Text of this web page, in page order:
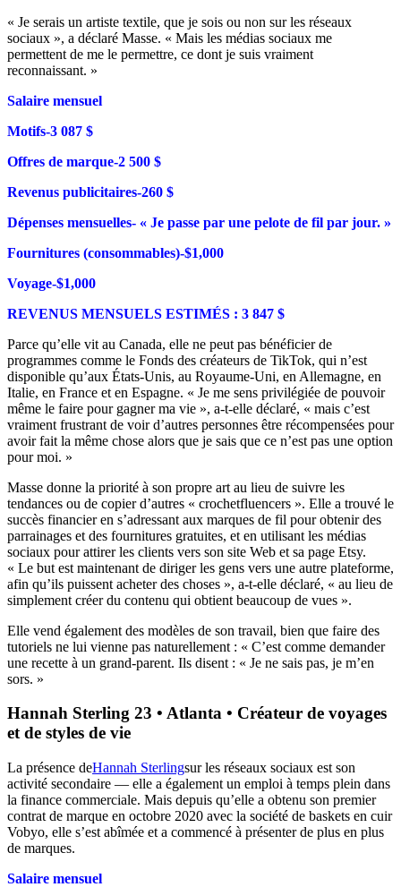
« Je serais un artiste textile, que je sois ou non sur les réseaux
sociaux », a déclaré Masse. « Mais les médias sociaux me
permettent de me le permettre, ce dont je suis vraiment
reconnaissant. »
Salaire mensuel
Motifs-3 087 $
Offres de marque-2 500 $
Revenus publicitaires-260 $
Dépenses mensuelles- « Je passe par une pelote de fil par jour. »
Fournitures (consommables)-$1,000
Voyage-$1,000
REVENUS MENSUELS ESTIMÉS : 3 847 $
Parce qu’elle vit au Canada, elle ne peut pas bénéficier de
programmes comme le Fonds des créateurs de TikTok, qui n’est
disponible qu’aux États-Unis, au Royaume-Uni, en Allemagne, en
Italie, en France et en Espagne. « Je me sens privilégiée de pouvoir
même le faire pour gagner ma vie », a-t-elle déclaré, « mais c’est
vraiment frustrant de voir d’autres personnes être récompensées pour
avoir fait la même chose alors que je sais que ce n’est pas une option
pour moi. »
Masse donne la priorité à son propre art au lieu de suivre les
tendances ou de copier d’autres « crochetfluencers ». Elle a trouvé le
succès financier en s’adressant aux marques de fil pour obtenir des
parrainages et des fournitures gratuites, et en utilisant les médias
sociaux pour attirer les clients vers son site Web et sa page Etsy.
« Le but est maintenant de diriger les gens vers une autre plateforme,
afin qu’ils puissent acheter des choses », a-t-elle déclaré, « au lieu de
simplement créer du contenu qui obtient beaucoup de vues ».
Elle vend également des modèles de son travail, bien que faire des
tutoriels ne lui vienne pas naturellement : « C’est comme demander
une recette à un grand-parent. Ils disent : « Je ne sais pas, je m’en
sors. »
Hannah Sterling 23 • Atlanta • Créateur de voyages
et de styles de vie
La présence deHannah Sterlingsur les réseaux sociaux est son
activité secondaire — elle a également un emploi à temps plein dans
la finance commerciale. Mais depuis qu’elle a obtenu son premier
contrat de marque en octobre 2020 avec la société de baskets en cuir
Vobyo, elle s’est abîmée et a commencé à présenter de plus en plus
de marques.
Salaire mensuel